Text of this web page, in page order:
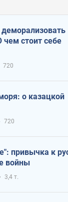
деморализовать
чем стоит себе
720
о казацкой
720
привычка к
войны
3,4 т.